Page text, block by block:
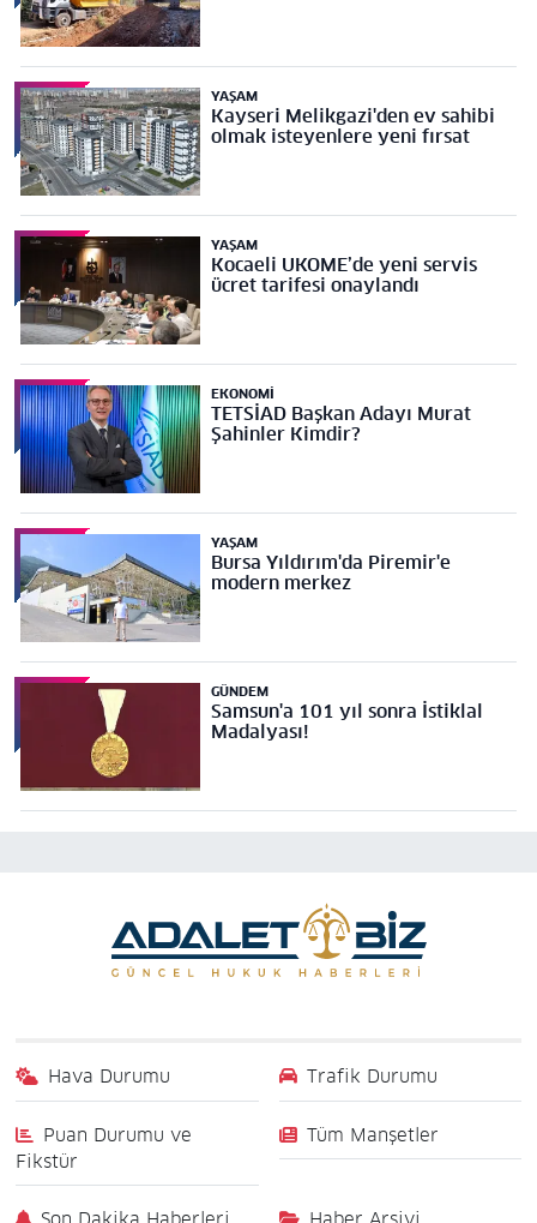
YAŞAM
Kayseri Melikgazi'den ev sahibi
olmak isteyenlere yeni fırsat
YAŞAM
Kocaeli UKOME’de yeni servis
ücret tarifesi onaylandı
EKONOMI
TETSİAD Başkan Adayı Murat
Şahinler Kimdir?
YAŞAM
Bursa Yıldırım'da Piremir'e
modern merkez
GÜNDEM
Samsun'a 101 yıl sonra İstiklal
Madalyası!
Hava Durumu Trafik Durumu
Puan Durumu ve
Fikstür
Tüm Manşetler